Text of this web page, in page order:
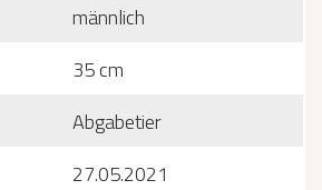
männlich
35 cm
Abgabetier
27.05.2021